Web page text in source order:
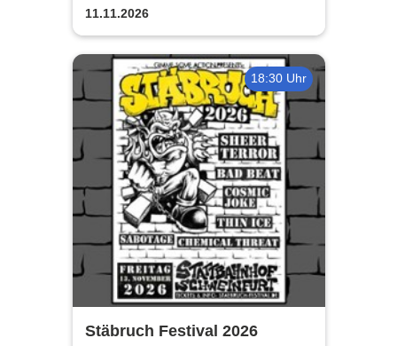
Schweinfurt
11.11.2026
18:30 Uhr
Stäbruch Festival 2026